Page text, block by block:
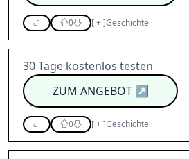
0 [+]Geschichte
30 Tage kostenlos testen
ZUM ANGEBOT↗
0 [+]Geschichte